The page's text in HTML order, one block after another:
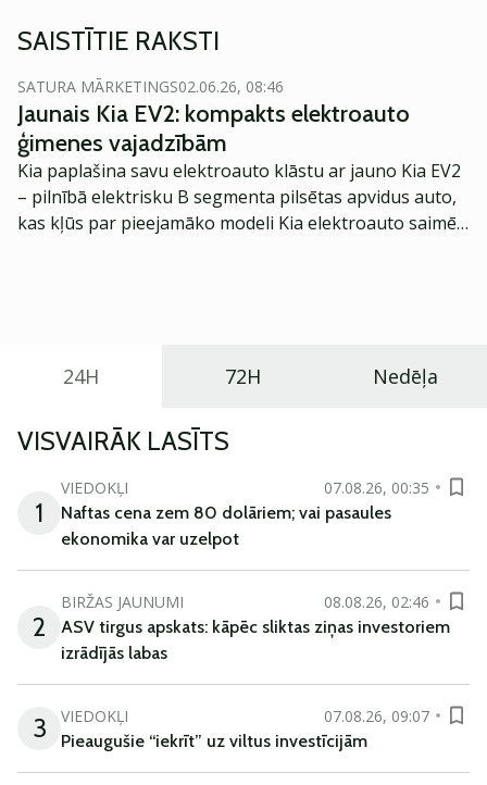
SAISTĪTIE RAKSTI
SATURA MĀRKETINGS02.06.26, 08:46
Jaunais Kia EV2: kompakts elektroauto
ģimenes vajadzībām
Kia paplašina savu elektroauto klāstu ar jauno Kia EV2
– pilnībā elektrisku B segmenta pilsētas apvidus auto,
kas kļūs par pieejamāko modeli Kia elektroauto saimē
24H 72H Nedēļa
VISVAIRĀK LASĪTS
1
VIEDOKĻI
07.08.26, 00:35
Naftas cena zem 80 dolāriem; vai pasaules
ekonomika var uzelpot
2
BIRŽAS JAUNUMI
08.08.26, 02:46
ASV tirgus apskats: kāpēc sliktas ziņas investoriem
izrādījās labas
3 VIEDOKĻI
07.08.26, 09:07
Pieaugušie “iekrīt” uz viltus investīcijām